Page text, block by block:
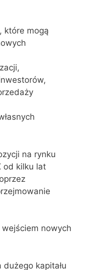
które mogą
na rynku
od kilku lat
nowych
kapitału